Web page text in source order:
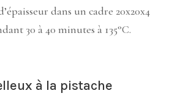
dans un cadre 20x20x4
30 à 40 minutes à 135°C.
à la pistache